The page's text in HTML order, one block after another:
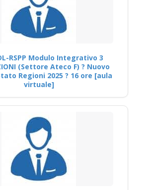
RSPP Modulo Integrativo 3
(Settore Ateco F) ? Nuovo
Regioni 2025 ? 16 ore [aula
virtuale]